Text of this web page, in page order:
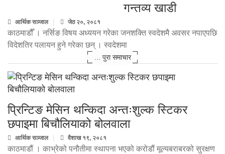
गन्तव्य खाडी
आर्थिक सञ्जाल जेठ २०, २०८१
काठमाडौँ । नर्सिङ विषय अध्ययन गरेका जनशक्ति स्वदेशमै अवसर नपाएपछि
विदेशतिर पलायन हुने गरेका छन् । स्वदेशमा
... पुरा समाचार
प्रिन्टिङ मेसिन थन्किदा अन्तःशुल्क स्टिकर
छपाइमा बिचौलियाको बोलवाला
आर्थिक सञ्जाल वैशाख १९, २०८१
काठमाडौं । काभ्रेको पनौतीमा स्थापना भएको करोडौं मूल्यबराबरको सुरक्षण